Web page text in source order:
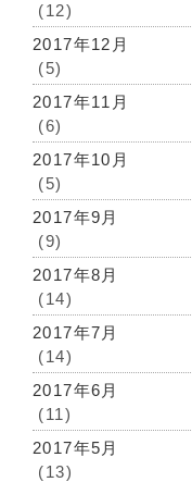
(12)
2017年12月
(5)
2017年11月
(6)
2017年10月
(5)
2017年9月
(9)
2017年8月
(14)
2017年7月
(14)
2017年6月
(11)
2017年5月
(13)